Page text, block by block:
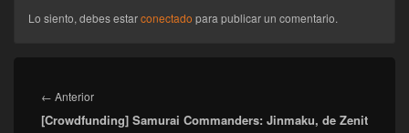
Lo siento, debes estarconectado para publicar un comentario.
de
entradas
← AnteriorEntrada
anterior:
[Crowdfunding] Samurai Commanders: Jinmaku, de Zenit